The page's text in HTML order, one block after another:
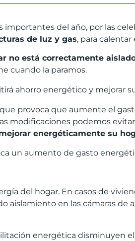
del año, por las
de luz y gas, para
no está correctamente
cuando la paramos.
ahorro energético y mejorar
provoca que aumente el
modificaciones podemos evitar
energéticamente su
un aumento de gasto
del hogar. En casos de
en las cámaras de
energética disminuyen